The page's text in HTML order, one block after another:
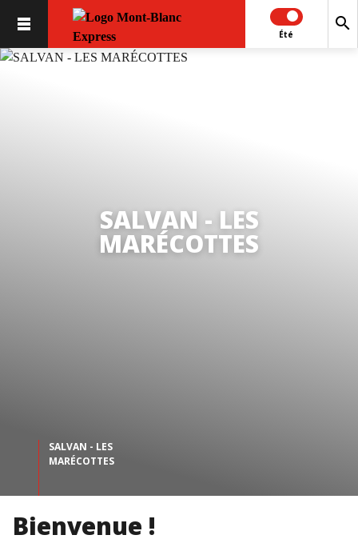
Été
search
SALVAN - LES
MARÉCOTTES
SALVAN - LES
MARÉCOTTES
Bienvenue !